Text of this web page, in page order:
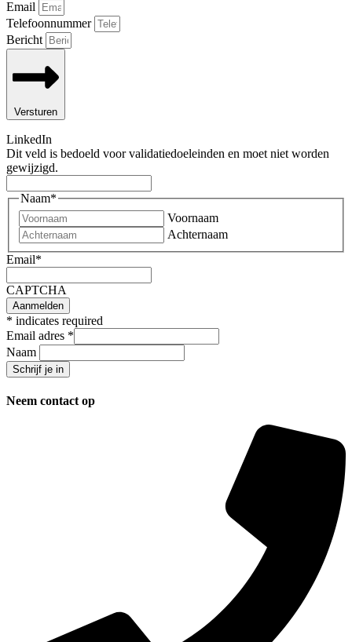
Email
Telefoonnummer
Bericht
Versturen
LinkedIn
Dit veld is bedoeld voor validatiedoeleinden en moet niet worden
gewijzigd.
Naam*
Voornaam
Achternaam
Email*
CAPTCHA
* indicates required
Email adres *
Naam
Neem contact op